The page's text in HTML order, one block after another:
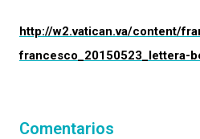
http://w2.vatican.va/content/
francesco_20150523_lettera-
Comentarios